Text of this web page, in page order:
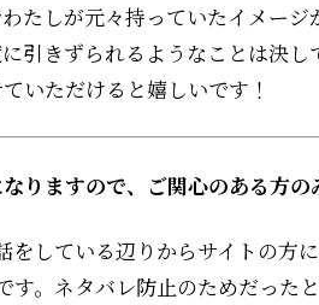
たしが元々持っていたイメージ
引きずられるようなことは決し
いただけると嬉しいです！
りますので、ご関心のある方の
をしている辺りからサイトの方
す。ネタバレ防止のためだった